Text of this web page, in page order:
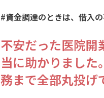
#資金調達のときは、借入
不安だった医院開
当に助かりました
務まで全部丸投げ